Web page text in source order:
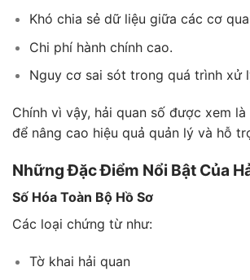
Khó chia sẻ dữ liệu giữa các cơ
Chi phí hành chính cao.
Nguy cơ sai sót trong quá trình xử
Chính vì vậy, hải quan số được xem
để nâng cao hiệu quả quản lý và hỗ
Những Đặc Điểm Nổi Bật Của
Số Hóa Toàn Bộ Hồ Sơ
Các loại chứng từ như:
Tờ khai hải quan